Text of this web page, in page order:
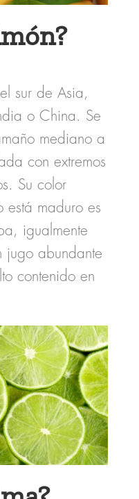
sur de Asia,
o China. Se
mediano a
con extremos
Su color
está maduro es
igualmente
jugo abundante
contenido en